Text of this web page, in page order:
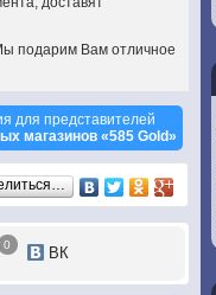
подарим Вам отличное
для представителей
магазинов «585 Gold»
0 ВК